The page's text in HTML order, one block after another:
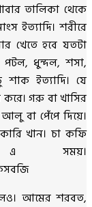
তালিকা থেকে
ইত্যাদি। শরীরে
খেতে হবে যতটা
পটল, ধুন্দল, শসা,
ইত্যাদি। যে
গরু বা খাসির
বা পেঁপে দিয়ে।
খান। চা কফি
এ সময়।
আমের শরবত,